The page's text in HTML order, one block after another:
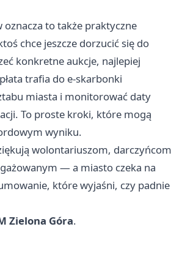
oznacza to także praktyczne
chce jeszcze dorzucić się do
konkretne aukcje, najlepiej
trafia do e-skarbonki
miasta i monitorować daty
To proste kroki, które mogą
wyniku.
wolontariuszom, darczyńcom
— a miasto czeka na
które wyjaśni, czy padnie
Zielona Góra.